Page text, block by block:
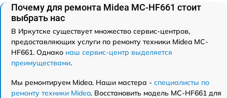
Почему для ремонта Midea MC-HF661 стоит
выбрать нас
В Иркутске существует множество сервис-центров,
предоставляющих услуги по ремонту техники Midea MC-
HF661. Однако наш сервис-центр выделяется
преимуществами.
Мы ремонтируем Midea. Наши мастера - специалисты по
ремонту техники Midea. Восстановить модель MC-HF661 для